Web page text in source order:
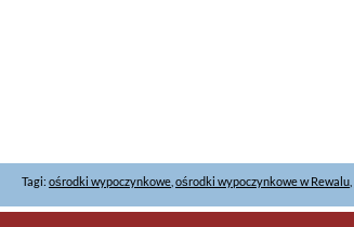
Tagi: ośrodki wypoczynkowe ośrodki wypoczynkowe w Rewalu